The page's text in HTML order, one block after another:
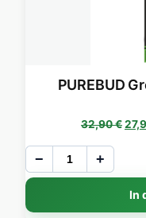
PUREBUD
32,90€
− +
In